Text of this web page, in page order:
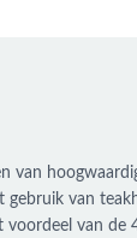
van
van